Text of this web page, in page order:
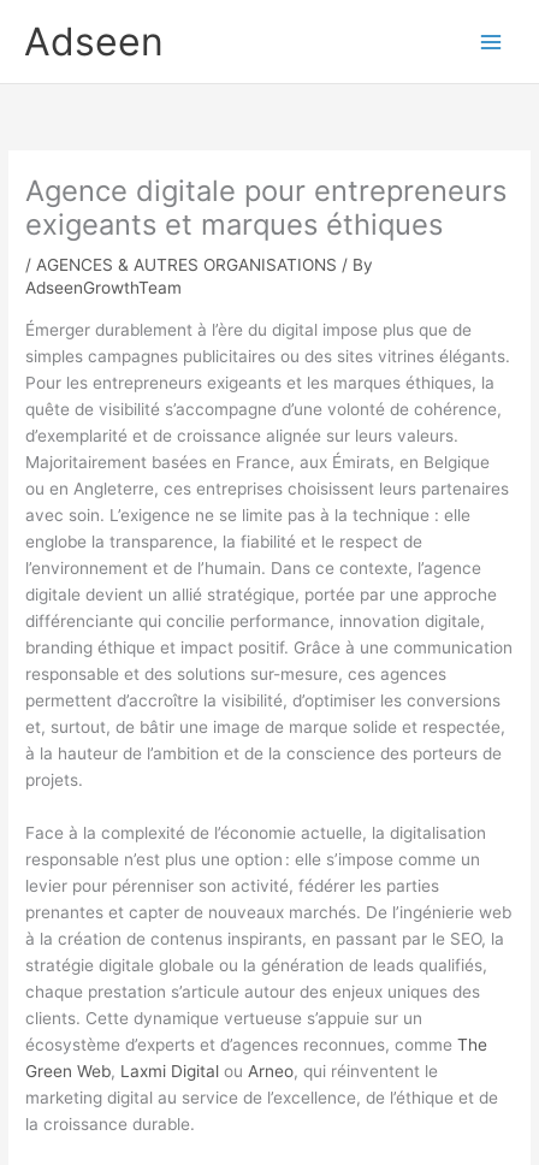
Adseen
Agence digitale pour entrepreneurs
exigeants et marques éthiques
/AGENCES & AUTRES ORGANISATIONS / By
AdseenGrowthTeam
Émerger durablement à l’ère du digital impose plus que de
simples campagnes publicitaires ou des sites vitrines élégants.
Pour les entrepreneurs exigeants et les marques éthiques, la
quête de visibilité s’accompagne d’une volonté de cohérence,
d’exemplarité et de croissance alignée sur leurs valeurs.
Majoritairement basées en France, aux Émirats, en Belgique
ou en Angleterre, ces entreprises choisissent leurs partenaires
avec soin. L’exigence ne se limite pas à la technique : elle
englobe la transparence, la fiabilité et le respect de
l’environnement et de l’humain. Dans ce contexte, l’agence
digitale devient un allié stratégique, portée par une approche
différenciante qui concilie performance, innovation digitale,
branding éthique et impact positif. Grâce à une communication
responsable et des solutions sur-mesure, ces agences
permettent d’accroître la visibilité, d’optimiser les conversions
et, surtout, de bâtir une image de marque solide et respectée,
à la hauteur de l’ambition et de la conscience des porteurs de
projets.
Face à la complexité de l’économie actuelle, la digitalisation
responsable n’est plus une option : elle s’impose comme un
levier pour pérenniser son activité, fédérer les parties
prenantes et capter de nouveaux marchés. De l’ingénierie web
à la création de contenus inspirants, en passant par le SEO, la
stratégie digitale globale ou la génération de leads qualifiés,
chaque prestation s’articule autour des enjeux uniques des
clients. Cette dynamique vertueuse s’appuie sur un
écosystème d’experts et d’agences reconnues, commeThe
Green Web, Laxmi Digital ou Arneo, qui réinventent le
marketing digital au service de l’excellence, de l’éthique et de
la croissance durable.